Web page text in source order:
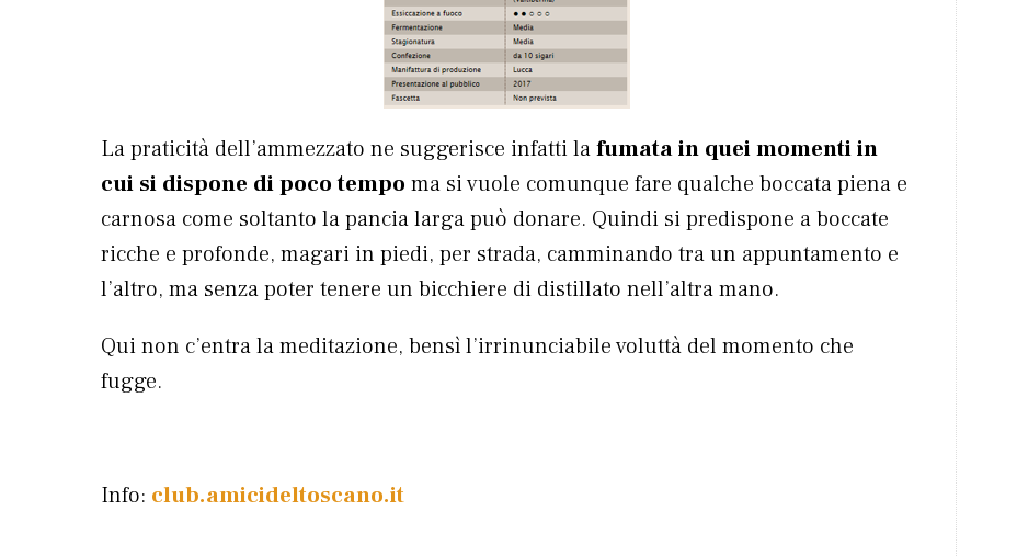
La praticità dell’ammezzato ne suggerisce infatti lafumata in quei momenti in
cui si dispone di poco tempo ma si vuole comunque fare qualche boccata piena e
carnosa come soltanto la pancia larga può donare. Quindi si predispone a boccate
ricche e profonde, magari in piedi, per strada, camminando tra un appuntamento e
l’altro, ma senza poter tenere un bicchiere di distillato nell’altra mano.
Qui non c’entra la meditazione, bensì l’irrinunciabile voluttà del momento che
fugge.
Info: club.amicideltoscano.it